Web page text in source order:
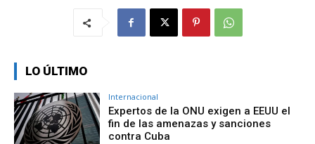
LO ÚLTIMO
Internacional
Expertos de la ONU exigen a EEUU el
fin de las amenazas y sanciones
contra Cuba